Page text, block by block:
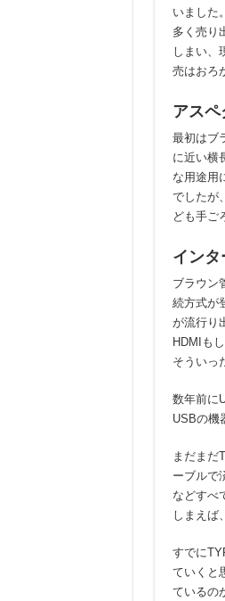
いました
多く売り
しまい、
売はおろ
アスペ
最初はブ
に近い横
な用途用
でしたが
ども手ご
イン
ブラウン
続方式が
が流行り
HDMIも
そういっ
数年前に
USBの機
まだまだ
ーブルで
などすべ
しまえば
すでに
ていくと
ているの